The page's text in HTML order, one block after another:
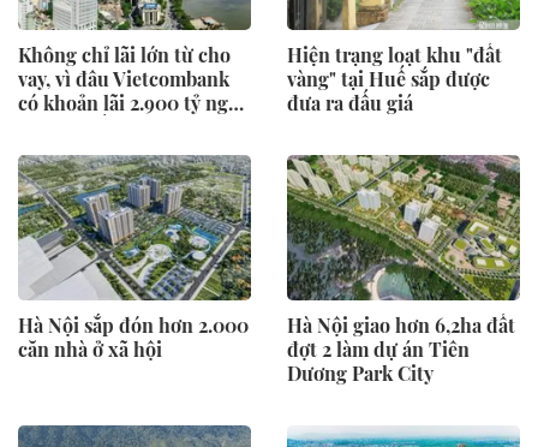
Không chỉ lãi lớn từ cho
vay, vì đâu Vietcombank
có khoản lãi 2.900 tỷ ngay
35 tầng đắc địa hàng đầu
phường Sài Gòn?
Hiện trạng loạt khu "đất
vàng" tại Huế sắp được
đưa ra đấu giá
Hà Nội sắp đón hơn 2.000
căn nhà ở xã hội
Hà Nội giao hơn 6,2ha đất
đợt 2 làm dự án Tiên
Dương Park City